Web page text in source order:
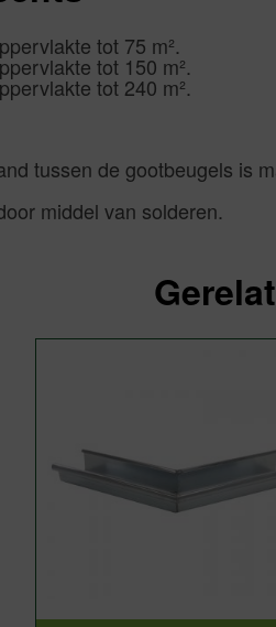
tot 75 m².
tot 150 m².
tot 240 m².
tussen de gootbeugels is
middel van solderen.